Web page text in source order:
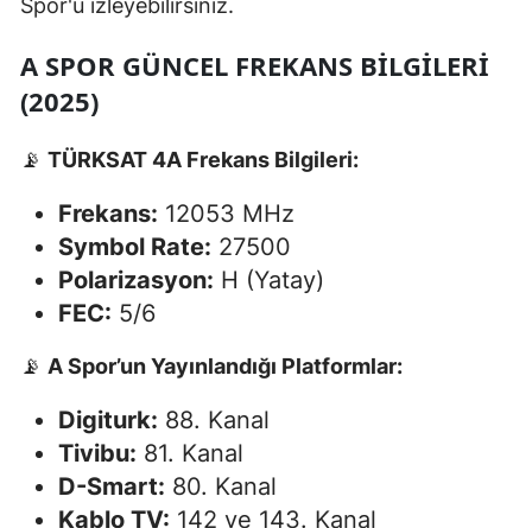
Tunceli
Spor'u izleyebilirsiniz.
A SPOR GÜNCEL FREKANS BILGILERI
(2025)
📡 TÜRKSAT 4A Frekans Bilgileri:
Frekans: 12053 MHz
Symbol Rate: 27500
Polarizasyon: H (Yatay)
FEC: 5/6
📡 A Spor’un Yayınlandığı Platformlar:
Digiturk: 88. Kanal
Tivibu: 81. Kanal
D-Smart: 80. Kanal
Kablo TV: 142 ve 143. Kanal